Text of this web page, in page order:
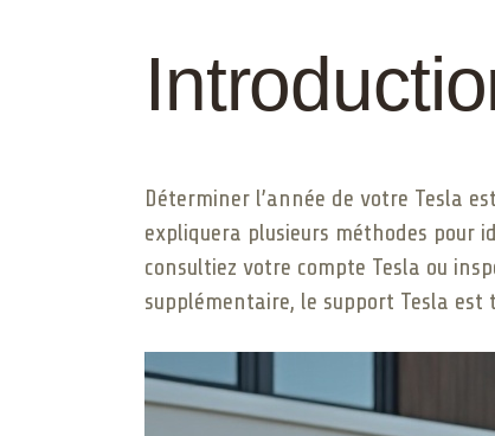
Déterminer l’année de votre Tesla
expliquera plusieurs méthodes pour
consultiez votre compte Tesla ou
supplémentaire, le support Tesla est